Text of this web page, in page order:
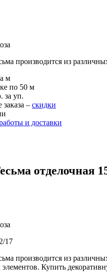
производится из
м
по 50 м
за уп.
– скидки
и доставки
отделочная
17
производится из
элементов. Купить